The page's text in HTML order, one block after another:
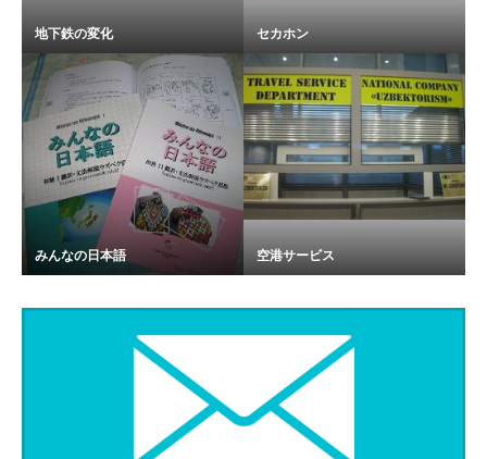
地下鉄の変化 セカホン
みんなの日本語 空港サービス